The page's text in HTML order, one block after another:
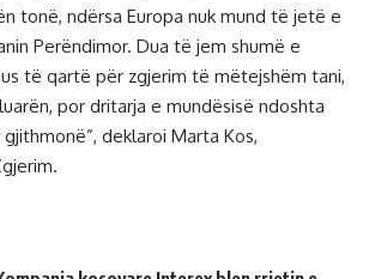
tonë, ndërsa Europa nuk mund të jetë e
Perëndimor. Dua të jem shumë e
të qartë për zgjerim të mëtejshëm tani,
por dritarja e mundësisë ndoshta
deklaroi Marta Kos,